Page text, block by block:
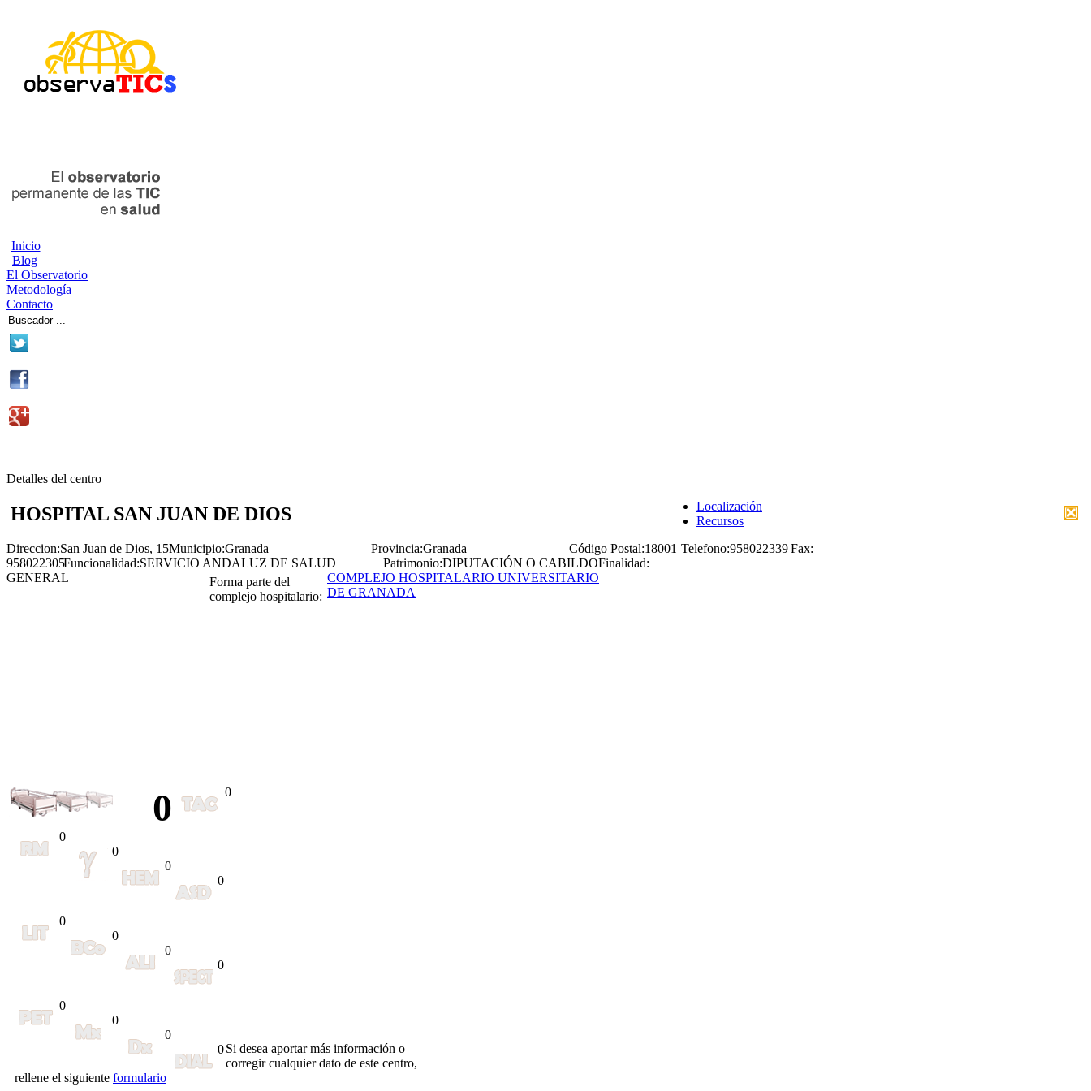
Inicio
Blog
El Observatorio
Metodología
Contacto
Detalles del centro
HOSPITAL SAN JUAN DE DIOS
Localización
Recursos
Direccion:San Juan de Dios, 15Municipio:Granada Provincia:Granada Código Postal:18001 Telefono:958022339Fax:
958022305Funcionalidad:SERVICIO ANDALUZ DE SALUD Patrimonio:DIPUTACIÓN O CABILDOFinalidad:
GENERAL
Forma parte del
complejo hospitalario:
COMPLEJO HOSPITALARIO UNIVERSITARIO
DE GRANADA
0 0
0
0
0
0
0
0
0
0
0
0
0
0Si desea aportar más información o
corregir cualquier dato de este centro,
rellene el siguiente formulario